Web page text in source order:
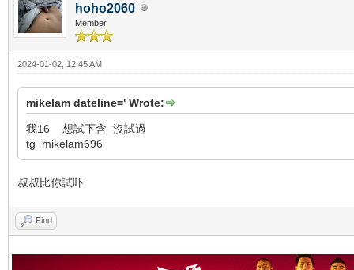
hoho2060
Member
2024-01-02, 12:45 AM
mikelam dateline=' Wrote:
我16 想試下含 沒試過
tg mikelam696
叔叔比你試吓
Find